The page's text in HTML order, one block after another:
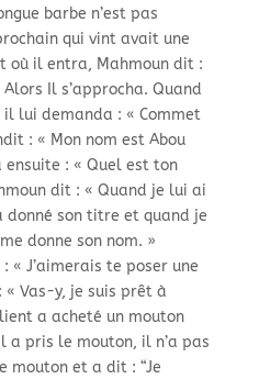
barbe n’est pas
qui vint avait une
où il entra, Mahmoun dit :
Il s’approcha. Quand
lui demanda : « Commet
: « Mon nom est Abou
ensuite : « Quel est ton
dit : « Quand je lui ai
donné son titre et quand je
donne son nom. »
« J’aimerais te poser une
« Vas-y, je suis prêt à
a acheté un mouton
a pris le mouton, il n’a pas
mouton et a dit : “Je